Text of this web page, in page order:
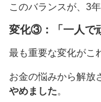
このバランスが、3
変化③：「一人で
最も重要な変化がこ
お金の悩みから解放
やめました。